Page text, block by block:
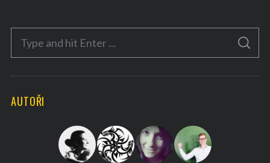
c
S
A
C
AUTOŘI